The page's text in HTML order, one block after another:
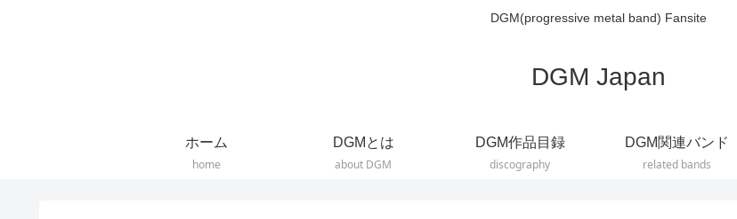
DGM(progressive metal band) Fansite
DGM Japan
ホーム
home
DGMとは
about DGM
DGM作品目録
discography
DGM関連バンド
related bands